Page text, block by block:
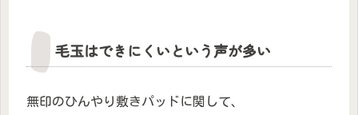
毛玉はできにくいという声が多い
無印のひんやり敷きパッドに関して、